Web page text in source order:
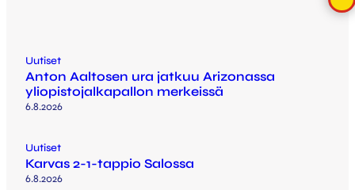
Uutiset
Anton Aaltosen ura jatkuu Arizonassa
yliopistojalkapallon merkeissä
6.8.2026
Uutiset
Karvas 2-1-tappio Salossa
6.8.2026